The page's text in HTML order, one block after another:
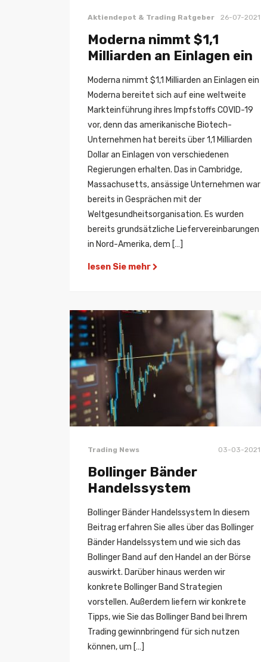
Aktiendepot & Trading Ratgeber 26-07-2021
Moderna nimmt $1,1
Milliarden an Einlagen ein
Moderna nimmt $1,1 Milliarden an Einlagen ein
Moderna bereitet sich auf eine weltweite
Markteinführung ihres Impfstoffs COVID-19
vor, denn das amerikanische Biotech-
Unternehmen hat bereits über 1,1 Milliarden
Dollar an Einlagen von verschiedenen
Regierungen erhalten. Das in Cambridge,
Massachusetts, ansässige Unternehmen war
bereits in Gesprächen mit der
Weltgesundheitsorganisation. Es wurden
bereits grundsätzliche Liefervereinbarungen
in Nord-Amerika, dem […]
lesen Sie mehr
Trading News 03-03-2021
Bollinger Bänder
Handelssystem
Bollinger Bänder Handelssystem In diesem
Beitrag erfahren Sie alles über das Bollinger
Bänder Handelssystem und wie sich das
Bollinger Band auf den Handel an der Börse
auswirkt. Darüber hinaus werden wir
konkrete Bollinger Band Strategien
vorstellen. Außerdem liefern wir konkrete
Tipps, wie Sie das Bollinger Band bei Ihrem
Trading gewinnbringend für sich nutzen
können, um […]